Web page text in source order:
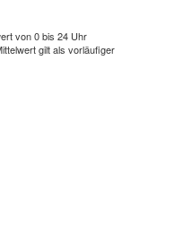
von 0 bis 24 Uhr
gilt als vorläufiger